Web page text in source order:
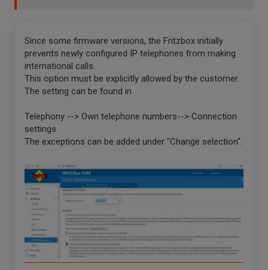
Since some firmware versions, the Fritzbox initially
prevents newly configured IP telephones from making
international calls.
This option must be explicitly allowed by the customer.
The setting can be found in
Telephony --> Own telephone numbers--> Connection
settings
The exceptions can be added under "Change selection".